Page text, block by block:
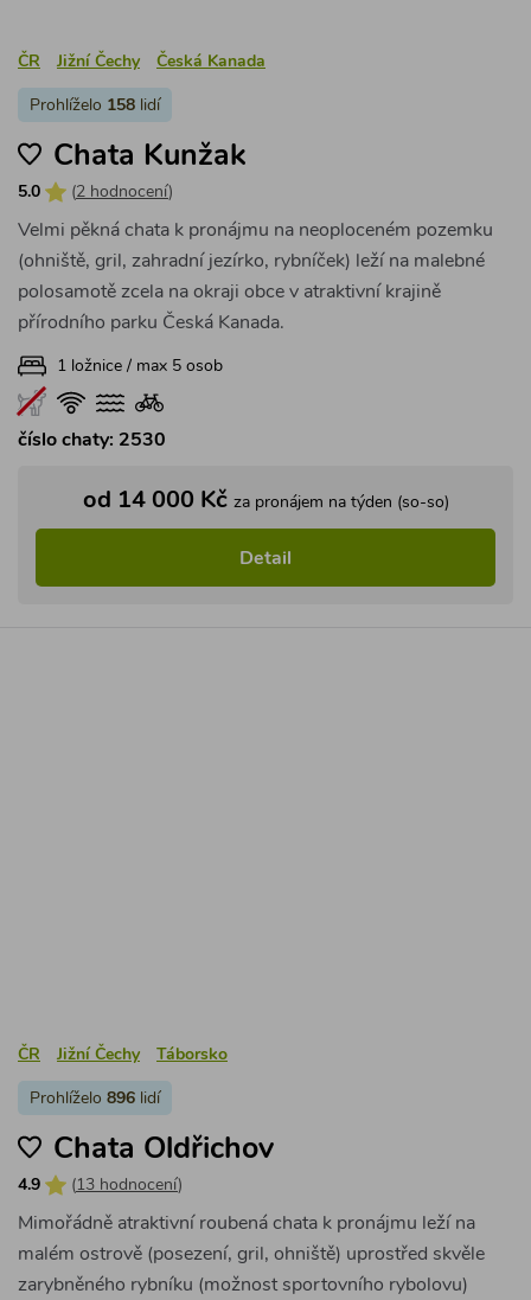
ČR Jižní Čechy Česká Kanada
Prohlíželo 158 lidí
Chata Kunžak
5.0 (2 hodnocení)
Velmi pěkná chata k pronájmu na neoploceném pozemku
(ohniště, gril, zahradní jezírko, rybníček) leží na malebné
polosamotě zcela na okraji obce v atraktivní krajině
přírodního parku Česká Kanada.
1 ložnice / max 5 osob
číslo chaty: 2530
od 14 000 Kč za pronájem na týden (so-so)
Detail
ČR Jižní Čechy Táborsko
Prohlíželo 896 lidí
Chata Oldřichov
4.9 (13 hodnocení)
Mimořádně atraktivní roubená chata k pronájmu leží na
malém ostrově (posezení, gril, ohniště) uprostřed skvěle
zarybněného rybníku (možnost sportovního rybolovu)